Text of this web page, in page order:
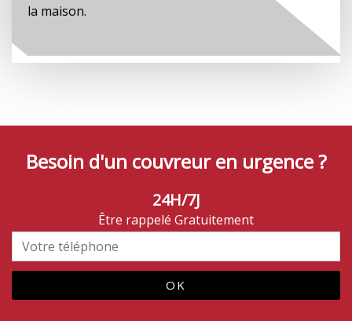
la maison.
Besoin d'un couvreur en urgence ?
24H/7J
Être rappelé Gratuitement